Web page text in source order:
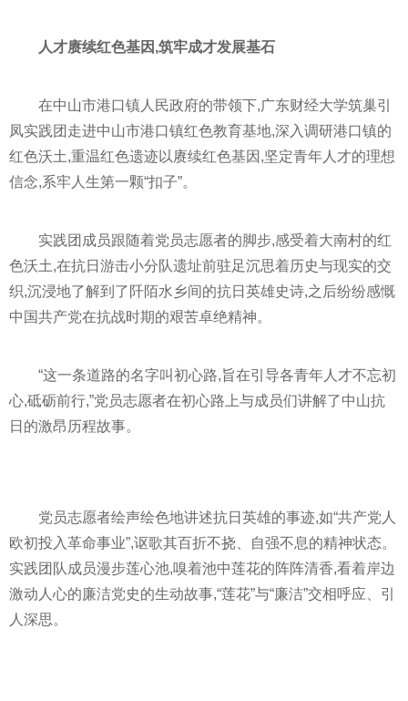
人才赓续红色基因,筑牢成才发展基石
在中山市港口镇人民政府的带领下,广东财经大学筑巢引
凤实践团走进中山市港口镇红色教育基地,深入调研港口镇的
红色沃土,重温红色遗迹以赓续红色基因,坚定青年人才的理想
信念,系牢人生第一颗“扣子”。
实践团成员跟随着党员志愿者的脚步,感受着大南村的红
色沃土,在抗日游击小分队遗址前驻足沉思着历史与现实的交
织,沉浸地了解到了阡陌水乡间的抗日英雄史诗,之后纷纷感慨
中国共产党在抗战时期的艰苦卓绝精神。
“这一条道路的名字叫初心路,旨在引导各青年人才不忘初
心,砥砺前行,”党员志愿者在初心路上与成员们讲解了中山抗
日的激昂历程故事。
党员志愿者绘声绘色地讲述抗日英雄的事迹,如“共产党 人
欧初投入革命事业”,讴歌其百折不挠、自强不息的精神状态。
实践团队成员漫步莲心池,嗅着池中莲花的阵阵清香,看着岸边
激动人心的廉洁党史的生动故事,“莲花”与“廉洁”交相呼应、引
人深思。